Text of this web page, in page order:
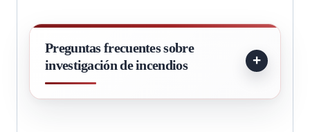
Preguntas frecuentes sobre
investigación de incendios